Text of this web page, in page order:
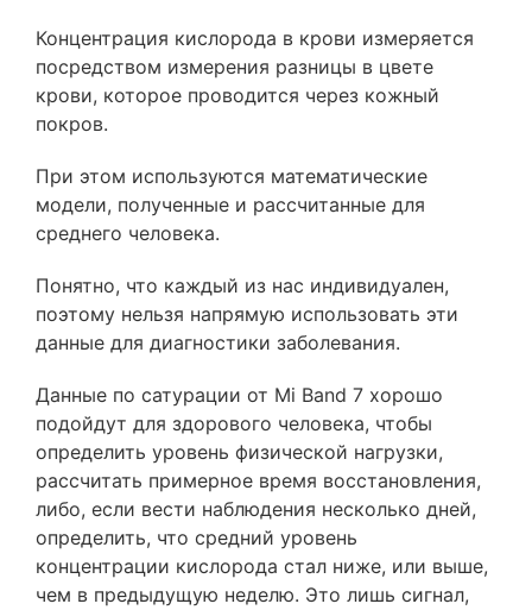
Концентрация кислорода в крови измеряется
посредством измерения разницы в цвете
крови, которое проводится через кожный
покров.
При этом используются математические
модели, полученные и рассчитанные для
среднего человека.
Понятно, что каждый из нас индивидуален,
поэтому нельзя напрямую использовать эти
данные для диагностики заболевания.
Данные по сатурации от Mi Band 7 хорошо
подойдут для здорового человека, чтобы
определить уровень физической нагрузки,
рассчитать примерное время восстановления,
либо, если вести наблюдения несколько дней,
определить, что средний уровень
концентрации кислорода стал ниже, или выше,
чем в предыдущую неделю. Это лишь сигнал,